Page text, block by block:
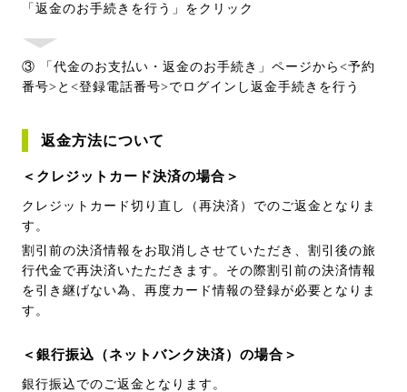
「返金のお手続きを行う」をクリック
③ 「代金のお支払い・返金のお手続き」ページから<予約
番号>と<登録電話番号>でログインし返金手続きを行う
返金方法について
＜クレジットカード決済の場合＞
クレジットカード切り直し（再決済）でのご返金となりま
す。
割引前の決済情報をお取消しさせていただき、割引後の旅
行代金で再決済いたただきます。その際割引前の決済情報
を引き継げない為、再度カード情報の登録が必要となりま
す。
＜銀行振込（ネットバンク決済）の場合＞
銀行振込でのご返金となります。